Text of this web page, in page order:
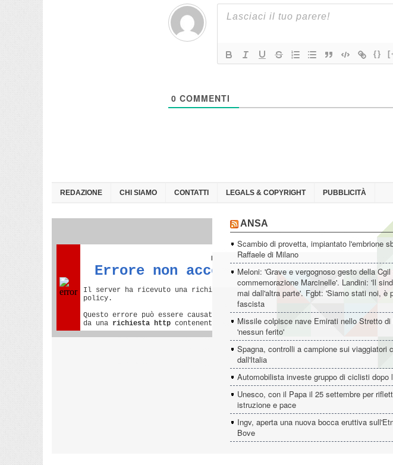
{}
0 COMMENTI
REDAZIONE CHI SIAMO CONTATTI LEGALS & COPYRIGHT PUBBLICITÀ
ANSA
Scambio di provetta, impiantato l'embrione
Raffaele di Milano
Meloni: 'Grave e vergognoso gesto della Cgil
commemorazione Marcinelle'. Landini: 'Il
mai dall'altra parte'. Fgbt: 'Siamo stati noi, è
fascista
Missile colpisce nave Emirati nello Stretto di
'nessun ferito'
Spagna, controlli a campione sui viaggiatori
dall'Italia
Automobilista investe gruppo di ciclisti dopo
Unesco, con il Papa il 25 settembre per
istruzione e pace
Ingv, aperta una nuova bocca eruttiva
Bove